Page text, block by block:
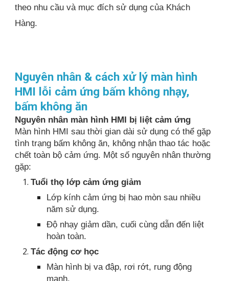
theo nhu cầu và mục đích sử dụng của Khách
Hàng.
Nguyên nhân & cách xử lý màn hình
HMI lỗi cảm ứng bấm không nhạy,
bấm không ăn
Nguyên nhân màn hình HMI bị liệt cảm ứng
Màn hình HMI sau thời gian dài sử dụng có thể gặp
tình trạng bấm không ăn, không nhận thao tác hoặc
chết toàn bộ cảm ứng. Một số nguyên nhân thường
gặp:
Tuổi thọ lớp cảm ứng giảm
Lớp kính cảm ứng bị hao mòn sau nhiều
năm sử dụng.
Độ nhạy giảm dần, cuối cùng dẫn đến liệt
hoàn toàn.
Tác động cơ học
Màn hình bị va đập, rơi rớt, rung động
mạnh.